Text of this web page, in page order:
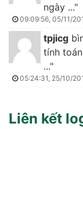
ngày ..."
09:09:56, 05/11/
tpjicg
tính
..."
05:24:31, 25/10/
Liên kết